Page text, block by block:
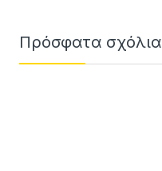
Πρόσφατα σχόλια